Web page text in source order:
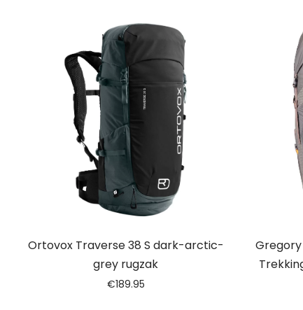
Ortovox Traverse 38 S dark-arctic-
grey rugzak
€189.95